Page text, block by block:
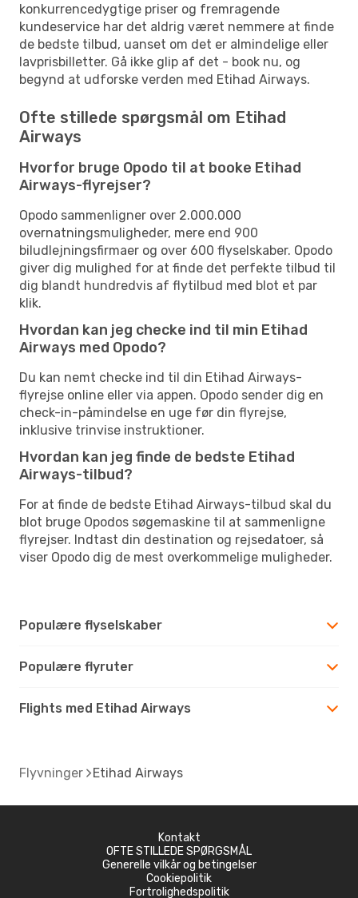
konkurrencedygtige priser og fremragende
kundeservice har det aldrig været nemmere at finde
de bedste tilbud, uanset om det er almindelige eller
lavprisbilletter. Gå ikke glip af det - book nu, og
begynd at udforske verden med Etihad Airways.
Ofte stillede spørgsmål om Etihad
Airways
Hvorfor bruge Opodo til at booke Etihad
Airways-flyrejser?
Opodo sammenligner over 2.000.000
overnatningsmuligheder, mere end 900
biludlejningsfirmaer og over 600 flyselskaber. Opodo
giver dig mulighed for at finde det perfekte tilbud til
dig blandt hundredvis af flytilbud med blot et par
klik.
Hvordan kan jeg checke ind til min Etihad
Airways med Opodo?
Du kan nemt checke ind til din Etihad Airways-
flyrejse online eller via appen. Opodo sender dig en
check-in-påmindelse en uge før din flyrejse,
inklusive trinvise instruktioner.
Hvordan kan jeg finde de bedste Etihad
Airways-tilbud?
For at finde de bedste Etihad Airways-tilbud skal du
blot bruge Opodos søgemaskine til at sammenligne
flyrejser. Indtast din destination og rejsedatoer, så
viser Opodo dig de mest overkommelige muligheder.
Populære flyselskaber
Populære flyruter
Flights med Etihad Airways
Flyvninger Etihad Airways
Kontakt
OFTE STILLEDE SPØRGSMÅL
Generelle vilkår og betingelser
Cookiepolitik
Fortrolighedspolitik